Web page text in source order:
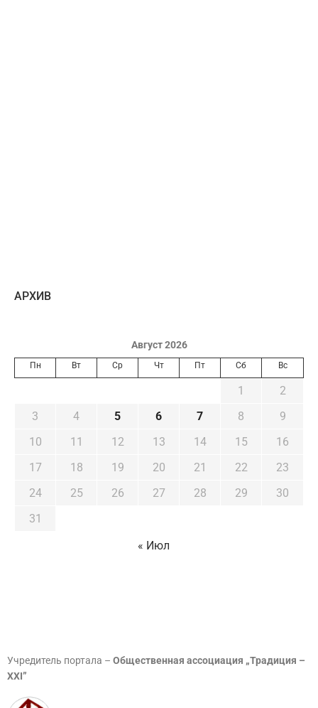
AРХИВ
Август 2026
Пн Вт Ср Чт Пт Сб Вс
1
2
3
4 5 6 7 8
9
10
11 12 13 14 15
16
17
18 19 20 21 22
23
24
25 26 27 28 29
30
31
« Июл
Учредитель портала – Общественная ассоциация „Традиция –
XXI”